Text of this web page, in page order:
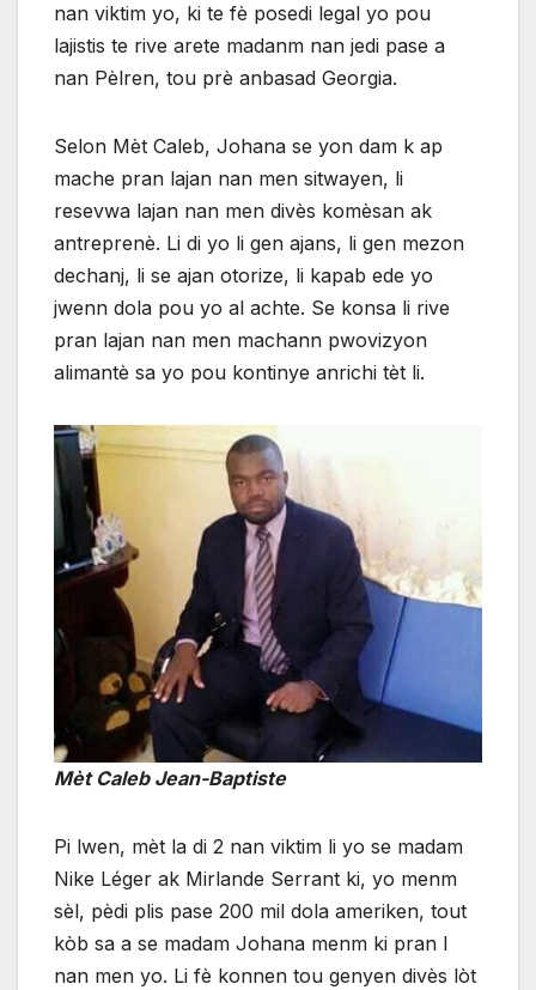
nan viktim yo, ki te fè posedi legal yo pou
lajistis te rive arete madanm nan jedi pase a
nan Pèlren, tou prè anbasad Georgia.
Selon Mèt Caleb, Johana se yon dam k ap
mache pran lajan nan men sitwayen, li
resevwa lajan nan men divès komèsan ak
antreprenè. Li di yo li gen ajans, li gen mezon
dechanj, li se ajan otorize, li kapab ede yo
jwenn dola pou yo al achte. Se konsa li rive
pran lajan nan men machann pwovizyon
alimantè sa yo pou kontinye anrichi tèt li.
Mèt Caleb Jean-Baptiste
Pi lwen, mèt la di 2 nan viktim li yo se madam
Nike Léger ak Mirlande Serrant ki, yo menm
sèl, pèdi plis pase 200 mil dola ameriken, tout
kòb sa a se madam Johana menm ki pran l
nan men yo. Li fè konnen tou genyen divès lòt